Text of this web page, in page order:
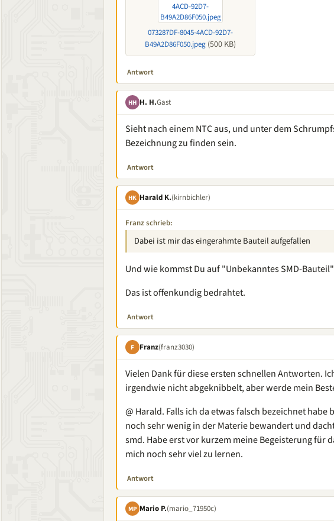
073287DF-8045-4ACD-92D7-
B49A2D86F050.jpeg (500 KB)
Antwort
HH H. H.Gast
Sieht nach einem NTC aus, und unter dem
Bezeichnung zu finden sein.
Antwort
HK Harald K.(kirnbichler)
Franz schrieb:
Dabei ist mir das eingerahmte Bauteil aufgefallen
Und wie kommst Du auf "Unbekanntes SMD-
Das ist offenkundig bedrahtet.
Antwort
F Franz(franz3030)
Vielen Dank für diese ersten schnellen Antworten.
irgendwie nicht abgeknibbelt, aber werde mein
@ Harald. Falls ich da etwas falsch bezeichnet
noch sehr wenig in der Materie bewandert und
smd. Habe erst vor kurzem meine Begeisterung für
mich noch sehr viel zu lernen.
Antwort
MP Mario P.(mario_71950c)